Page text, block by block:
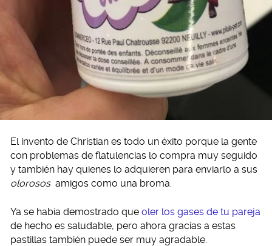
El invento de Christian es todo un éxito porque la gente
con problemas de flatulencias lo compra muy seguido
y también hay quienes lo adquieren para enviarlo a sus
olorosos amigos como una broma.
Ya se había demostrado que oler los gases de tu pareja
de hecho es saludable, pero ahora gracias a estas
pastillas también puede ser muy agradable.